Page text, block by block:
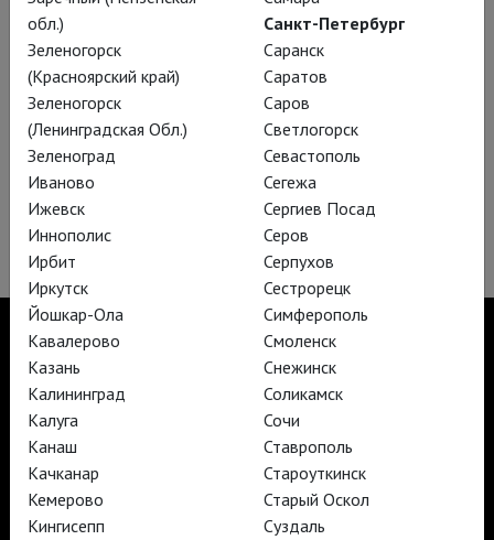
Зальцбург-100: Так поступают все
TheatreHD
TheatreHD Опера
TheatreHD Балет в кино
АРТ-ЛЕКТОРИЙ В КИНО
обл.)
Зеленогорск
(Красноярский край)
Зеленогорск
(Ленинградская Обл.)
Зеленоград
Иваново
Ижевск
Иннополис
Ирбит
Иркутск
Йошкар-Ола
Кавалерово
Казань
Калининград
Калуга
Канаш
Качканар
Кемерово
Кингисепп
Санкт-Петербург
Саранск
Саратов
Саров
Светлогорск
Севастополь
Сегежа
Сергиев Посад
Серов
Серпухов
Сестрорецк
Симферополь
Смоленск
Снежинск
Соликамск
Сочи
Ставрополь
Староуткинск
Старый Оскол
Суздаль